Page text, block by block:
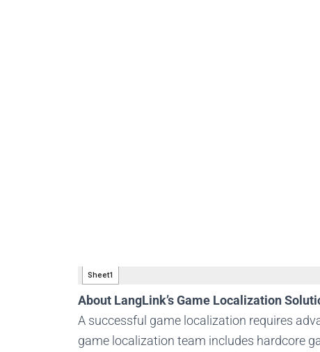
About LangLink’s Game Localization
A successful game localization requires
game localization team includes hardcore